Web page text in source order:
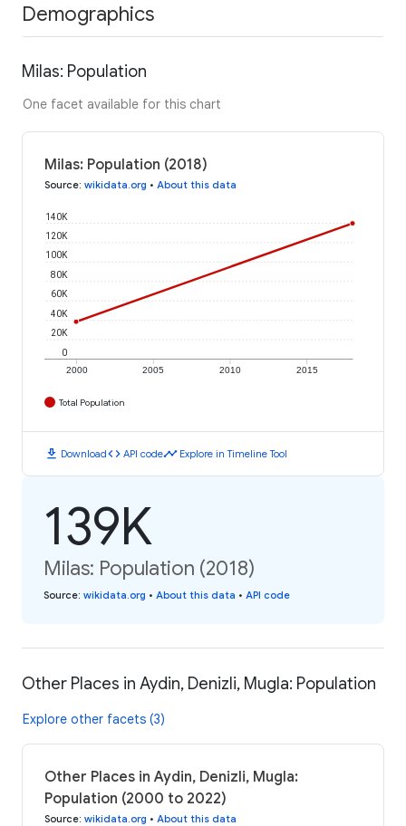
Demographics
Milas: Population
One facet available for this chart
Milas: Population (2018)
Source: wikidata.org • About this data
2000 2005 2010 2015
0
20K
40K
60K
80K
100K
120K
140K
Total Population
download Downloadcode API codetimeline Explore in Timeline Tool
139K
Milas: Population (2018)
Source: wikidata.org • About this data • API code
Other Places in Aydin, Denizli, Mugla: Population
Explore other facets (3)
Other Places in Aydin, Denizli, Mugla:
Population (2000 to 2022)
Source: wikidata.org • About this data